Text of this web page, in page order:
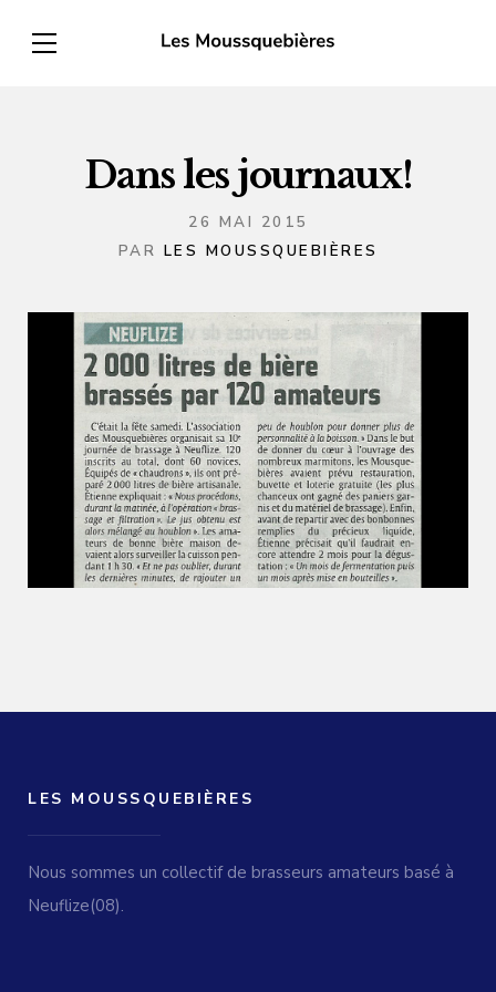
Dans les journaux!
26 MAI 2015
PAR LES MOUSSQUEBIÈRES
LES MOUSSQUEBIÈRES
Nous sommes un collectif de brasseurs amateurs basé à
Neuflize(08).